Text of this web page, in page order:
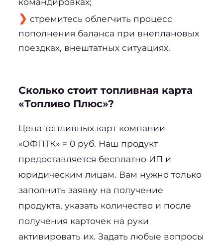
стремитесь облегчить процесс
пополнения баланса при внеплановых
поездках, внештатных ситуациях.
Сколько стоит топливная карта
«Топливо Плюс»?
Цена топливных карт компании
«ОФПТК» = 0 руб. Наш продукт
предоставляется бесплатно ИП и
юридическим лицам. Вам нужно только
заполнить заявку на получение
продукта, указать количество и после
получения карточек на руки
активировать их. Задать любые вопросы